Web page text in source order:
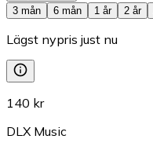
3 mån
6 mån 1 år 2 år
Lägst nypris just nu
140 kr
DLX Music